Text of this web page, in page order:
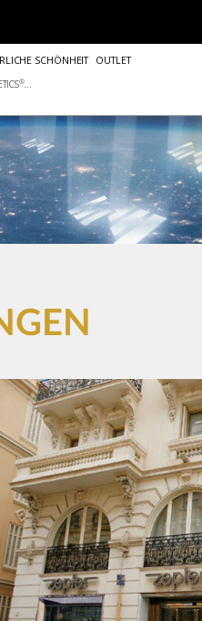
SCHÖNHEIT
®...
OUTLET